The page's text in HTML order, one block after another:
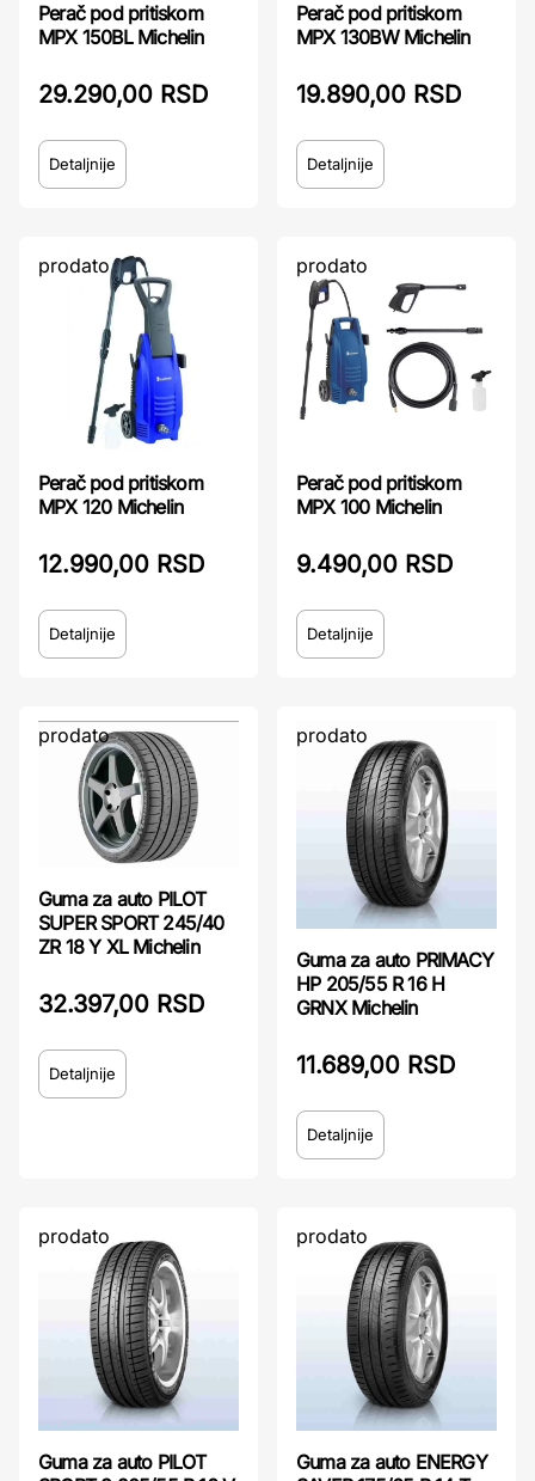
Perač pod pritiskom
MPX 150BL Michelin
29.290,00 RSD
Detaljnije
Perač pod pritiskom
MPX 130BW Michelin
19.890,00 RSD
Detaljnije
prodato
Perač pod pritiskom
MPX 120 Michelin
12.990,00 RSD
Detaljnije
prodato
Perač pod pritiskom
MPX 100 Michelin
9.490,00 RSD
Detaljnije
prodato
Guma za auto PILOT
SUPER SPORT 245/40
ZR 18 Y XL Michelin
32.397,00 RSD
Detaljnije
prodato
Guma za auto PRIMACY
HP 205/55 R 16 H
GRNX Michelin
11.689,00 RSD
Detaljnije
prodato
Guma za auto PILOT
prodato
Guma za auto ENERGY